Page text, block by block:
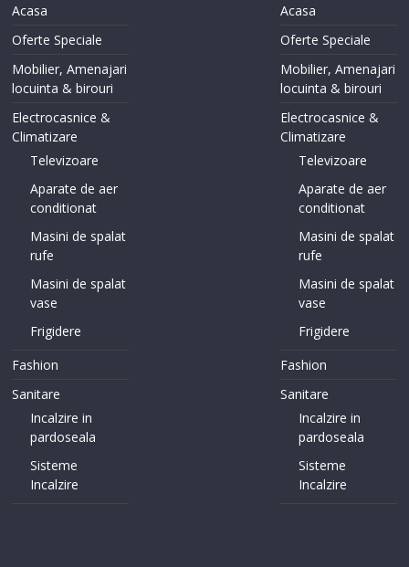
Acasa
Oferte Speciale
Mobilier, Amenajari
locuinta & birouri
Electrocasnice &
Climatizare
Televizoare
Aparate de aer
conditionat
Masini de spalat
rufe
Masini de spalat
vase
Frigidere
Fashion
Sanitare
Incalzire in
pardoseala
Sisteme
Incalzire
Acasa
Oferte Speciale
Mobilier, Amenajari
locuinta & birouri
Electrocasnice &
Climatizare
Televizoare
Aparate de aer
conditionat
Masini de spalat
rufe
Masini de spalat
vase
Frigidere
Fashion
Sanitare
Incalzire in
pardoseala
Sisteme
Incalzire